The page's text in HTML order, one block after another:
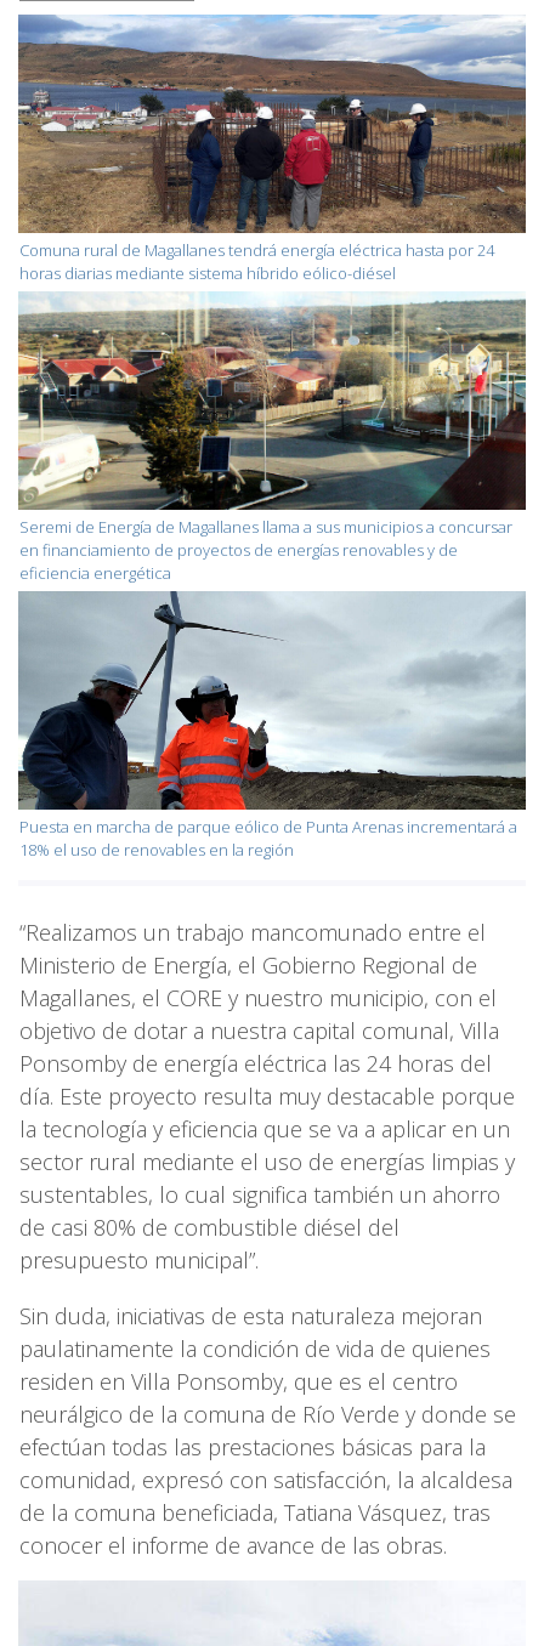
Comuna rural de Magallanes tendrá energía eléctrica hasta por 24
horas diarias mediante sistema híbrido eólico-diésel
Seremi de Energía de Magallanes llama a sus municipios a concursar
en financiamiento de proyectos de energías renovables y de
eficiencia energética
Puesta en marcha de parque eólico de Punta Arenas incrementará a
18% el uso de renovables en la región
“Realizamos un trabajo mancomunado entre el
Ministerio de Energía, el Gobierno Regional de
Magallanes, el CORE y nuestro municipio, con el
objetivo de dotar a nuestra capital comunal, Villa
Ponsomby de energía eléctrica las 24 horas del
día. Este proyecto resulta muy destacable porque
la tecnología y eficiencia que se va a aplicar en un
sector rural mediante el uso de energías limpias y
sustentables, lo cual significa también un ahorro
de casi 80% de combustible diésel del
presupuesto municipal”.
Sin duda, iniciativas de esta naturaleza mejoran
paulatinamente la condición de vida de quienes
residen en Villa Ponsomby, que es el centro
neurálgico de la comuna de Río Verde y donde se
efectúan todas las prestaciones básicas para la
comunidad, expresó con satisfacción, la alcaldesa
de la comuna beneficiada, Tatiana Vásquez, tras
conocer el informe de avance de las obras.